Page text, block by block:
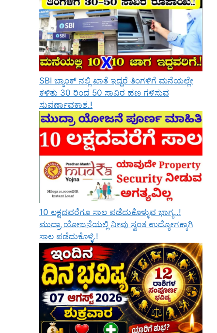
SBI ಬ್ಯಾಂಕ್ ನಲ್ಲಿ ಖಾತೆ ಇದ್ದರೆ ತಿಂಗಳಿಗೆ ಮನೆಯಲ್ಲೇ
ಕಳಿತು 30 ರಿಂದ 50 ಸಾವಿರ ಹಣ ಗಳಿಸುವ
ಸುವರ್ಣಾವಕಾಶ.!
10 ಲಕ್ಷದವರೆಗೂ ಸಾಲ ಪಡೆದುಕೊಳ್ಳುವ ಭಾಗ್ಯ..!
ಮುದ್ರಾ ಯೋಜನೆಯಲ್ಲಿ ನೀವು ಸ್ವಂತ ಉದ್ಯೋಗಕ್ಕಾಗಿ
ಸಾಲ ಪಡೆದುಕೊಳ್ಳಿ.!